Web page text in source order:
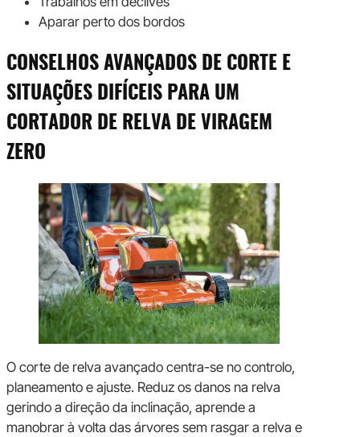
Aparar perto dos bordos
CONSELHOS AVANÇADOS DE CORTE E
SITUAÇÕES DIFÍCEIS PARA UM
CORTADOR DE RELVA DE VIRAGEM
ZERO
O corte de relva avançado centra-se no controlo,
planeamento e ajuste. Reduz os danos na relva
gerindo a direção da inclinação, aprende a
manobrar à volta das árvores sem rasgar a relva e